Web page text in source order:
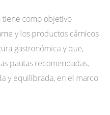
tiene como objetivo
y los productos cárnicos
gastronómica y que,
pautas recomendadas,
y equilibrada, en el marco